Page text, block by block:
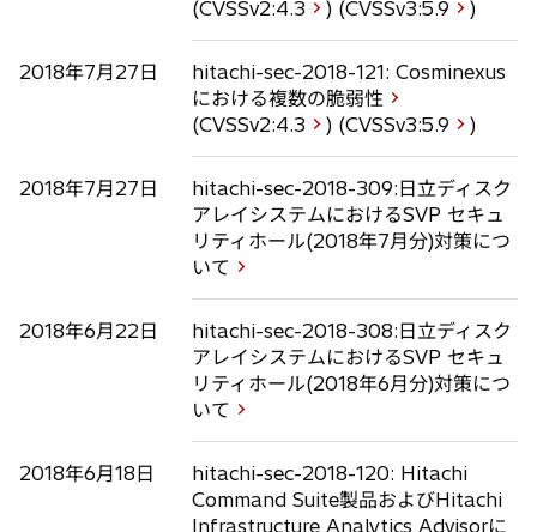
(CVSSv2:4.3 ) (CVSSv3:5.9 )
2018年7月27日
hitachi-sec-2018-121: Cosminexus
における複数の脆弱性
(CVSSv2:4.3 ) (CVSSv3:5.9 )
2018年7月27日
hitachi-sec-2018-309:日立ディスク
アレイシステムにおけるSVP セキュ
リティホール(2018年7月分)対策につ
いて
2018年6月22日
hitachi-sec-2018-308:日立ディスク
アレイシステムにおけるSVP セキュ
リティホール(2018年6月分)対策につ
いて
2018年6月18日
hitachi-sec-2018-120: Hitachi
Command Suite製品およびHitachi
Infrastructure Analytics Advisorに